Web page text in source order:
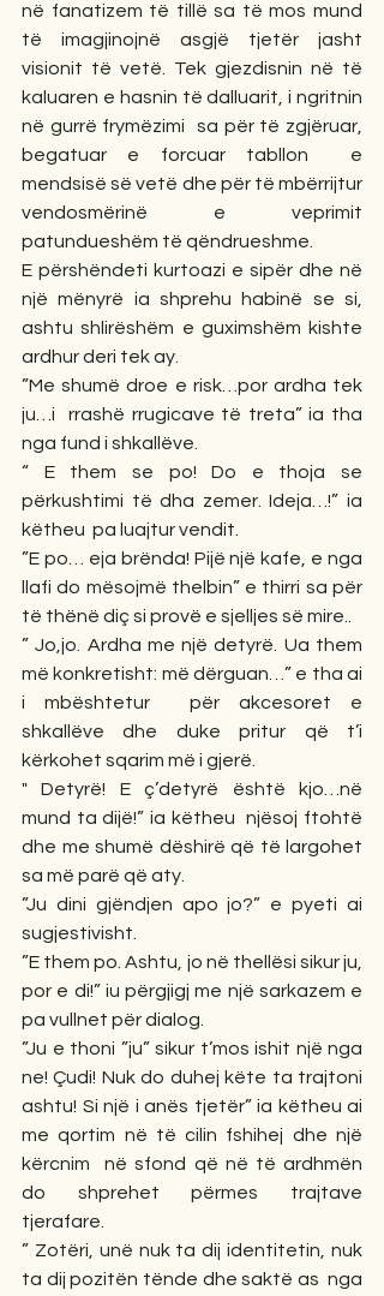
në fanatizem të tillë sa të mos mund
të imagjinojnë asgjë tjetër jasht
visionit të vetë. Tek gjezdisnin në të
kaluaren e hasnin të dalluarit, i ngritnin
në gurrë frymëzimi  sa për të zgjëruar,
begatuar e forcuar tabllon  e
mendsisë së vetë dhe për të mbërrijtur
vendosmërinë e veprimit
patundueshëm të qëndrueshme.
E përshëndeti kurtoazi e sipër dhe në
një mënyrë ia shprehu habinë se si,
ashtu shlirëshëm e guximshëm kishte
ardhur deri tek ay.
”Me shumë droe e risk…por ardha tek
ju…i  rrashë rrugicave të treta” ia tha
nga fund i shkallëve.
“ E them se po! Do e thoja se
përkushtimi të dha zemer. Ideja…!” ia
këtheu  pa luajtur vendit.
”E po… eja brënda! Pijë një kafe, e nga
llafi do mësojmë thelbin” e thirri sa për
të thënë diç si provë e sjelljes së mire..
” Jo,jo. Ardha me një detyrë. Ua them
më konkretisht: më dërguan…” e tha ai
i mbështetur  për akcesoret e
shkallëve dhe duke pritur që t’i
kërkohet sqarim më i gjerë.
" Detyrë! E ç’detyrë është kjo…në
mund ta dijë!” ia këtheu  njësoj ftohtë
dhe me shumë dëshirë që të largohet
sa më parë që aty.
”Ju dini gjëndjen apo jo?” e pyeti ai
sugjestivisht.
”E them po. Ashtu, jo në thellësi sikur ju,
por e di!” iu përgjigj me një sarkazem e
pa vullnet për dialog.
”Ju e thoni ”ju” sikur t’mos ishit një nga
ne! Çudi! Nuk do duhej këte ta trajtoni
ashtu! Si një i anës tjetër” ia këtheu ai
me qortim në të cilin fshihej dhe një
kërcnim  në sfond që në të ardhmën
do shprehet përmes trajtave
tjerafare.
” Zotëri, unë nuk ta dij identitetin, nuk
ta dij pozitën tënde dhe saktë as  nga